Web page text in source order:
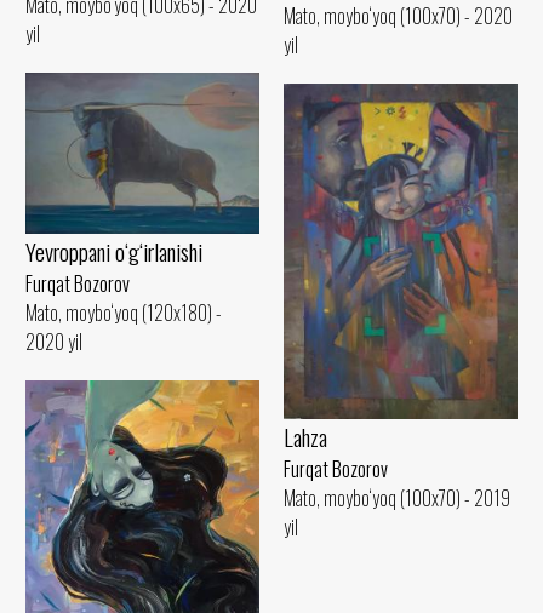
yil
Mato, moybo‘yoq (100x70) - 2020
yil
Yevroppani o‘g‘irlanishi
Furqat Bozorov
Mato, moybo‘yoq (120x180) -
2020 yil
Lahza
Furqat Bozorov
Mato, moybo‘yoq (100x70) - 2019
yil